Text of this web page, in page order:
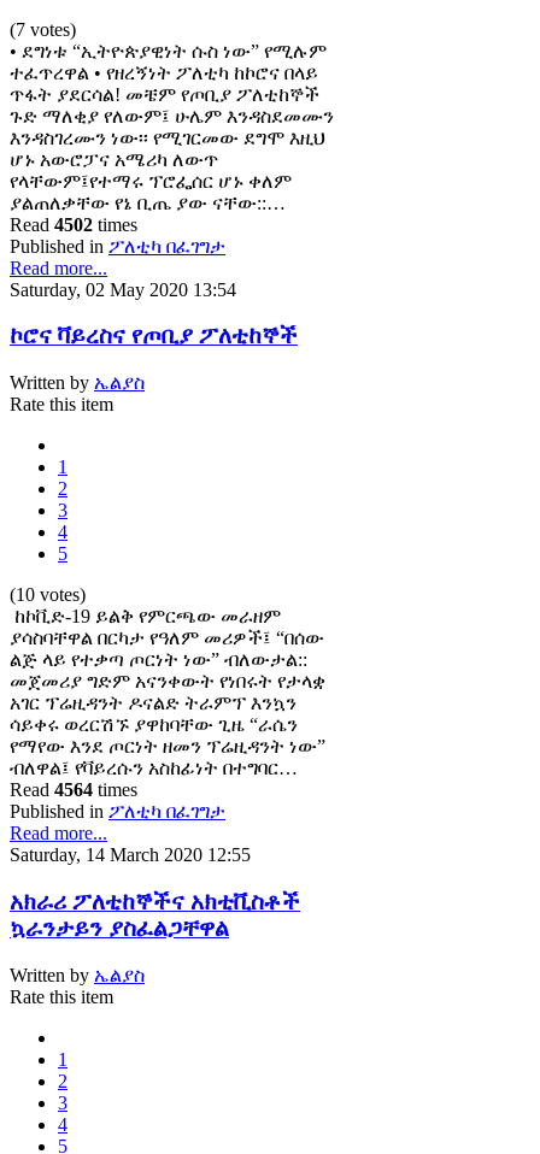
(7 votes)
• ደግነቱ “ኢትዮጵያዊነት ሱስ ነው” የሚሉም
ተፈጥረዋል • የዘረኝነት ፖለቲካ ከኮሮና በላይ
ጥፋት ያደርሳል! መቼም የጦቢያ ፖለቲከኞች
ጉድ ማለቂያ የለውም፤ ሁሌም እንዳስደመሙን
እንዳስገረሙን ነው፡፡ የሚገርመው ደግሞ እዚህ
ሆኑ አውሮፓና አሜሪካ ለውጥ
የላቸውም፤የተማሩ ፕሮፌሰር ሆኑ ቀለም
ያልጠለቃቸው የኔ ቢጤ ያው ናቸው::…
Read 4502 times
Published in ፖለቲካ በፈገግታ
Read more...
Saturday, 02 May 2020 13:54
ኮሮና ቫይረስና የጦቢያ ፖለቲከኞች
Written by ኤልያስ
Rate this item
1
2
3
4
5
(10 votes)
ከኮቪድ-19 ይልቅ የምርጫው መራዘም
ያሳስባቸዋል በርካታ የዓለም መሪዎች፤ “በሰው
ልጅ ላይ የተቃጣ ጦርነት ነው” ብለውታል::
መጀመሪያ ግድም አናንቀውት የነበሩት የታላቋ
አገር ፕሬዚዳንት ዶናልድ ትራምፕ እንኳን
ሳይቀሩ ወረርሽኙ ያዋከባቸው ጊዜ “ራሴን
የማየው እንደ ጦርነት ዘመን ፕሬዚዳንት ነው”
ብለዋል፤ የቫይረሱን አስከፊነት በተግባር…
Read 4564 times
Published in ፖለቲካ በፈገግታ
Read more...
Saturday, 14 March 2020 12:55
አክራሪ ፖለቲከኞችና አክቲቪስቶች
ኳራንታይን ያስፈልጋቸዋል
Written by ኤልያስ
Rate this item
1
2
3
4
5